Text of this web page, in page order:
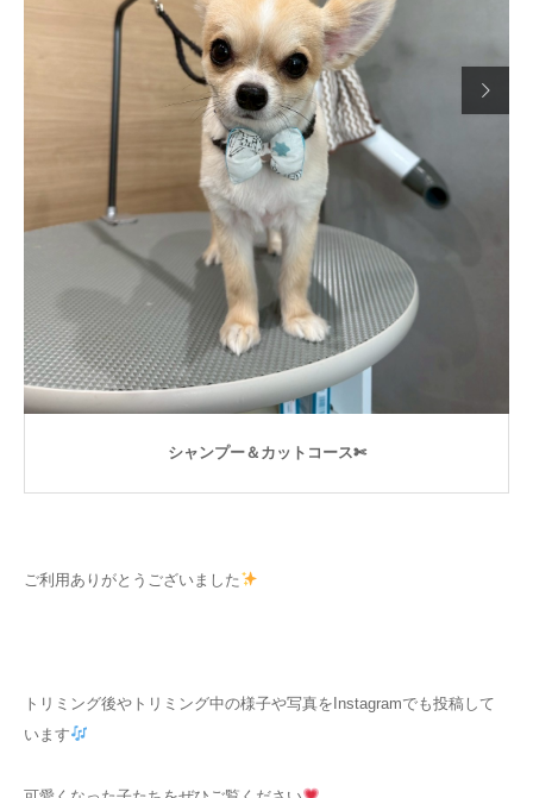

シャンプー＆カットコース✄
ご利用ありがとうございました
トリミング後やトリミング中の様子や写真をInstagramでも投稿して
います